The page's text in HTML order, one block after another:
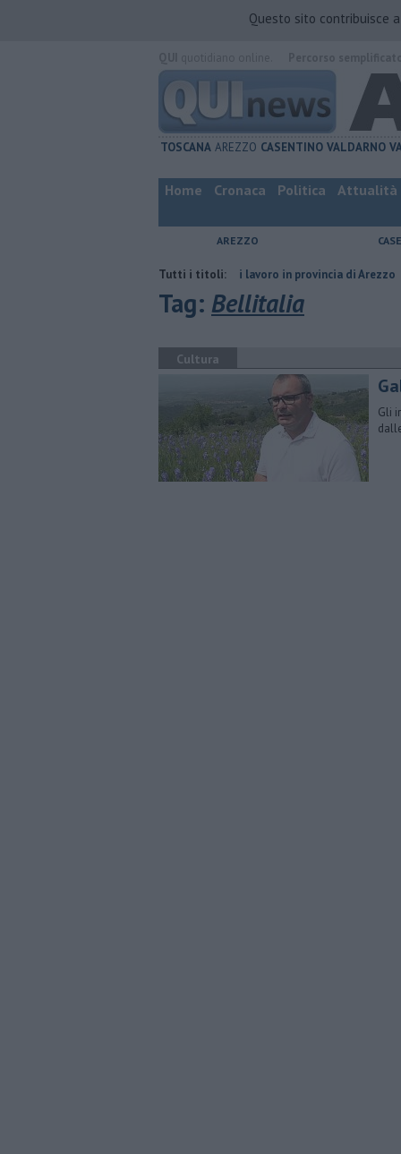
Questo sito contribuisce
TOSCANA AREZZO CASENTINO VALDARNO
Home Cronaca Politica Attualità
AREZZO
Tutti i titoli:
​Tutte le offerte di lavoro in provincia di Arezzo
Tag: Bellitalia
Cultura
Gli